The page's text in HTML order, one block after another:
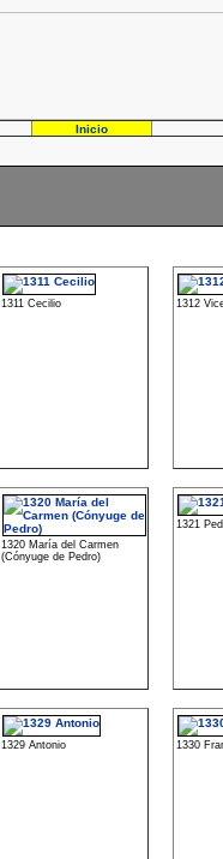
Inicio
1311 Cecilio 1312
1320 María del Carmen
(Cónyuge de Pedro)
1321
1329 Antonio 1330